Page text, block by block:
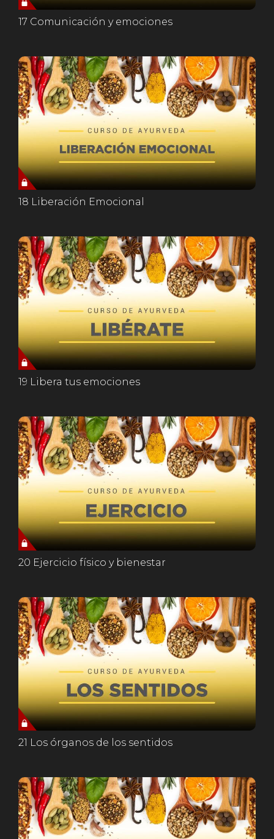
17 Comunicación y emociones
18 Liberación Emocional
19 Libera tus emociones
20 Ejercicio físico y bienestar
21 Los órganos de los sentidos